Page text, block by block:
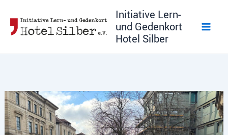
Inhalt
springen
Initiative Lern-
und Gedenkort
Hotel Silber